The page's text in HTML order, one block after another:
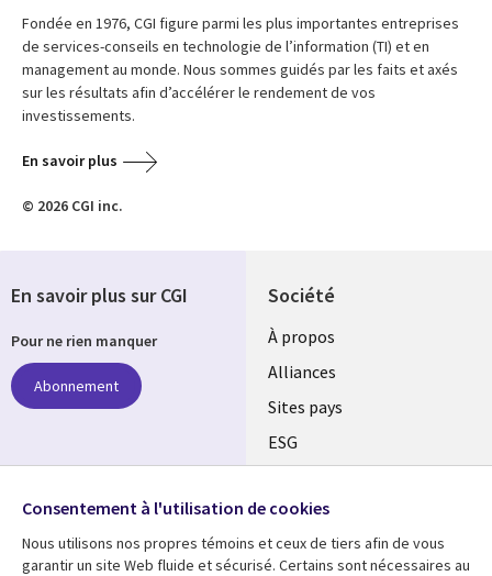
Fondée en 1976, CGI figure parmi les plus importantes entreprises
de services-conseils en technologie de l’information (TI) et en
management au monde. Nous sommes guidés par les faits et axés
sur les résultats afin d’accélérer le rendement de vos
investissements.
En savoir plus
© 2026 CGI inc.
Société
À propos
Alliances
Sites pays
ESG
Fusions
Salle de presse
En savoir plus sur CGI
Pour ne rien manquer
Abonnement
Suivez-nous
Social
Consentement à l'utilisation de cookies
Nous utilisons nos propres témoins et ceux de tiers afin de vous
garantir un site Web fluide et sécurisé. Certains sont nécessaires au